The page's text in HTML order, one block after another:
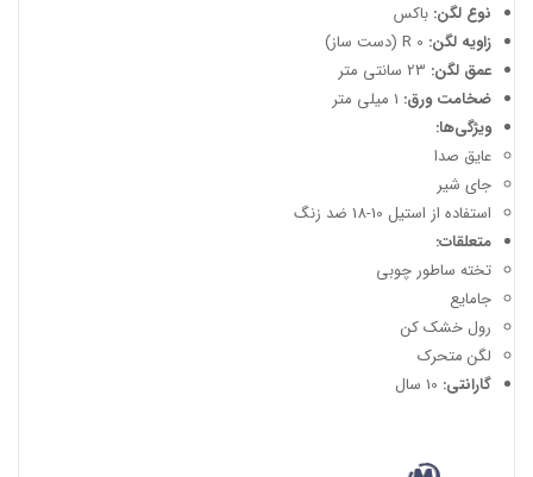
نوع لگن: باکس
زاویه لگن:
عمق لگن:
ضخامت ورق:
ویژگی‌ها:
عایق صدا
جای شیر
استفاده از استیل 10-18 ضد زنگ
متعلقات:
تخته ساطور چوبی
جامایع
رول خشک کن
لگن متحرک
گارانتی: